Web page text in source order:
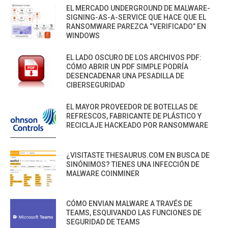
EL MERCADO UNDERGROUND DE MALWARE-
SIGNING-AS-A-SERVICE QUE HACE QUE EL
RANSOMWARE PAREZCA “VERIFICADO” EN
WINDOWS
EL LADO OSCURO DE LOS ARCHIVOS PDF:
CÓMO ABRIR UN PDF SIMPLE PODRÍA
DESENCADENAR UNA PESADILLA DE
CIBERSEGURIDAD
EL MAYOR PROVEEDOR DE BOTELLAS DE
REFRESCOS, FABRICANTE DE PLÁSTICO Y
RECICLAJE HACKEADO POR RANSOMWARE
¿VISITASTE THESAURUS.COM EN BUSCA DE
SINÓNIMOS? TIENES UNA INFECCIÓN DE
MALWARE COINMINER
CÓMO ENVIAN MALWARE A TRAVÉS DE
TEAMS, ESQUIVANDO LAS FUNCIONES DE
SEGURIDAD DE TEAMS